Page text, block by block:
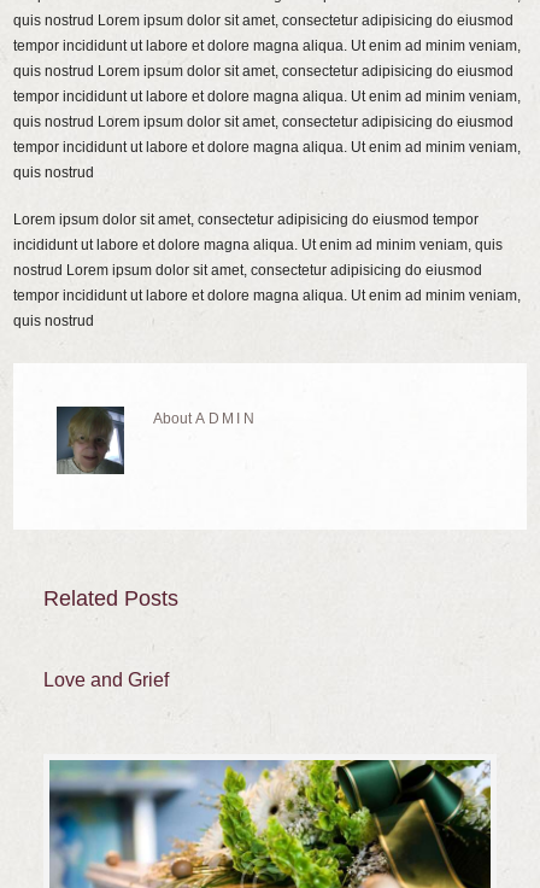
quis nostrud Lorem ipsum dolor sit amet, consectetur adipisicing do eiusmod
tempor incididunt ut labore et dolore magna aliqua. Ut enim ad minim veniam,
quis nostrud Lorem ipsum dolor sit amet, consectetur adipisicing do eiusmod
tempor incididunt ut labore et dolore magna aliqua. Ut enim ad minim veniam,
quis nostrud Lorem ipsum dolor sit amet, consectetur adipisicing do eiusmod
tempor incididunt ut labore et dolore magna aliqua. Ut enim ad minim veniam,
quis nostrud
Lorem ipsum dolor sit amet, consectetur adipisicing do eiusmod tempor
incididunt ut labore et dolore magna aliqua. Ut enim ad minim veniam, quis
nostrud Lorem ipsum dolor sit amet, consectetur adipisicing do eiusmod
tempor incididunt ut labore et dolore magna aliqua. Ut enim ad minim veniam,
quis nostrud
AboutADMIN
Related Posts
Love and Grief